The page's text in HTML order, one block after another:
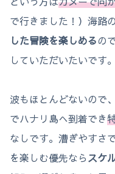
で行きました！）海路
した冒険を楽しめるの
していただいたいです。
波もほとんどないので
でハナリ島へ到着でき
なしです。漕ぎやすさ
を楽しむ優先ならスケ